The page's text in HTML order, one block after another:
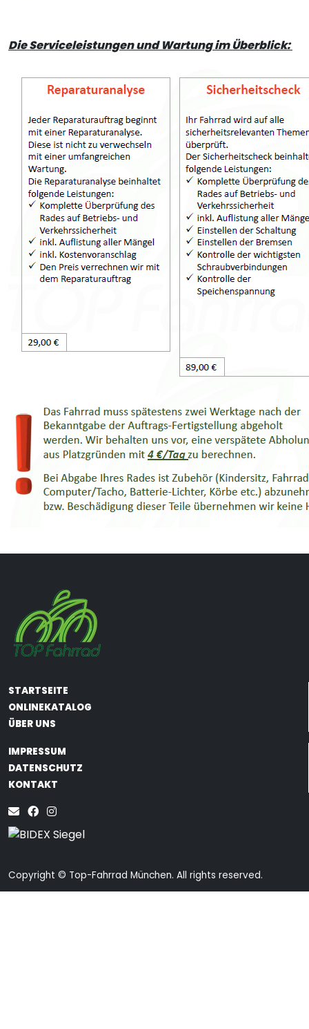
Die Serviceleistungen und Wartung im Überblick:
STARTSEITE
ONLINEKATALOG
ÜBER UNS
IMPRESSUM
DATENSCHUTZ
KONTAKT
Copyright © Top-Fahrrad München. All rights reserved.